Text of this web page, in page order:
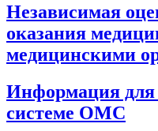
Независимая
оказания
медицинскими
Информация
системе ОМС